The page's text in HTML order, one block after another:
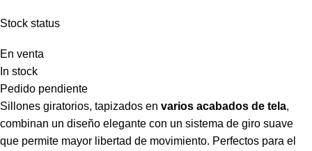
Stock status
En venta
In stock
Pedido pendiente
Sillones giratorios, tapizados en varios acabados de tela,
combinan un diseño elegante con un sistema de giro suave
que permite mayor libertad de movimiento. Perfectos para el